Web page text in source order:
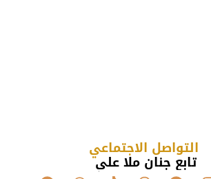
التواصل الاجتماعي
تابع جنان ملا علي